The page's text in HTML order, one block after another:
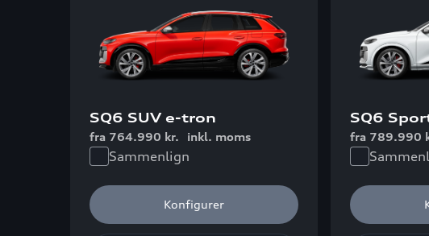
SQ6 SUV e-tron
fra 764.990 kr. inkl. moms
Sammenlign
Konfigurer
SQ6
fra 789.990